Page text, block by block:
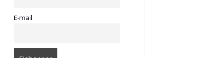
E-mail